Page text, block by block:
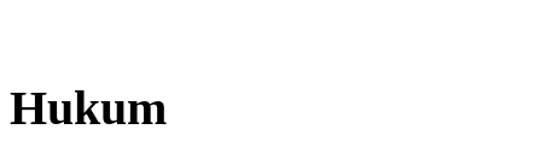
Hukum